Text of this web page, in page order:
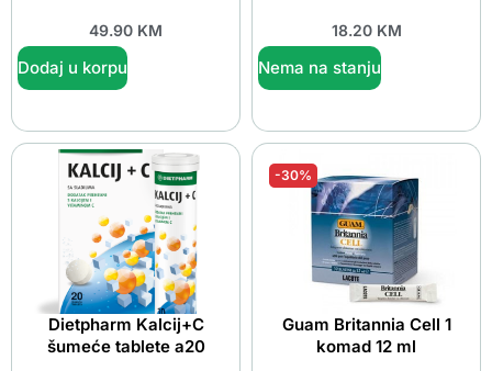
49.90 KM
Dodaj u korpu
18.20 KM
Nema na stanju
Dietpharm Kalcij+C
šumeće tablete a20
-30%
Guam Britannia Cell 1
komad 12 ml